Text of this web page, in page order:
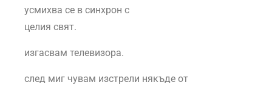
усмихва се в синхрон с
целия свят.
изгасвам телевизора.
след миг чувам изстрели някъде от